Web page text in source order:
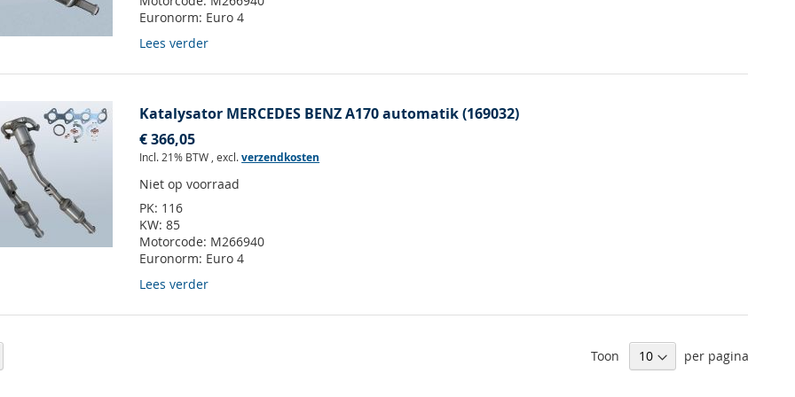
Euronorm: Euro 4
Lees verder
Katalysator MERCEDES BENZ A170 automatik (169032)
€ 366,05
Incl. 21% BTW ,excl.verzendkosten
Niet op voorraad
PK: 116
KW:85
Motorcode: M266940
Euronorm: Euro 4
Lees verder
Toon per pagina